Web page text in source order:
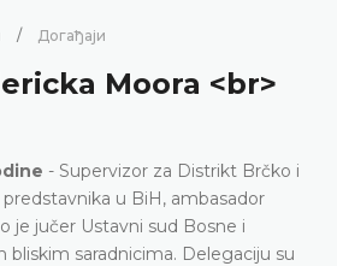
Догађаји
Moora <br>
- Supervizor za Distrikt Brčko i
u BiH, ambasador
je jučer Ustavni sud Bosne i
bliskim saradnicima. Delegaciju su